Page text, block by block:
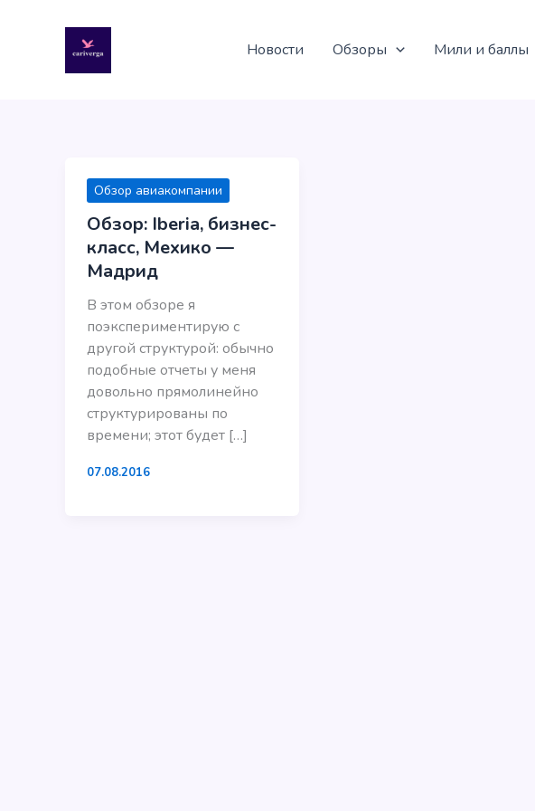
содержимому
Новости Обзоры Мили и баллы
Обзор авиакомпании
Обзор: Iberia, бизнес-
класс, Мехико —
Мадрид
В этом обзоре я
поэкспериментирую с
другой структурой: обычно
подобные отчеты у меня
довольно прямолинейно
структурированы по
времени; этот будет […]
07.08.2016